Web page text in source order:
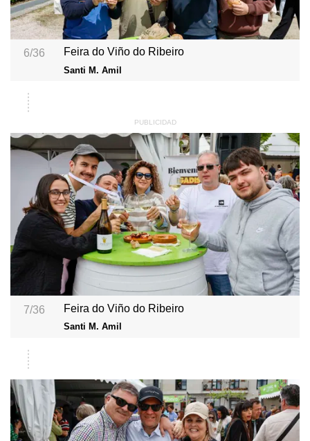
6/36 Feira do Viño do Ribeiro
Santi M. Amil
7/36 Feira do Viño do Ribeiro
Santi M. Amil